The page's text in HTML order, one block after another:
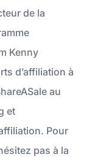
de la
Kenny
d’affiliation à
au
et
Pour
pas à la